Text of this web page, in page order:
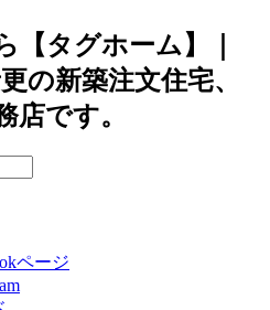
【タグホーム】｜
の新築注文住宅、
店です。
ページ